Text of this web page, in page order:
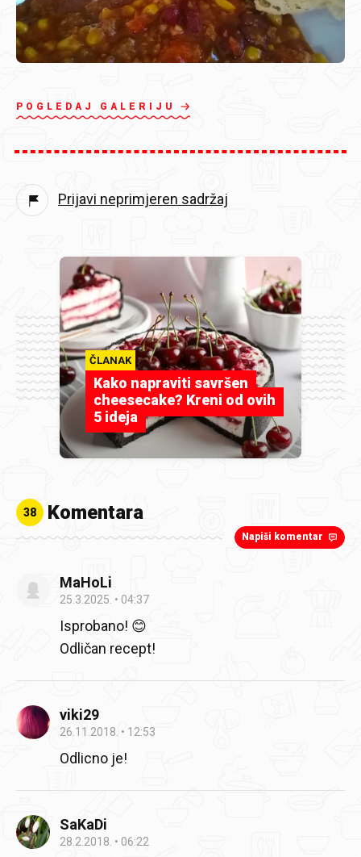
POGLEDAJ GALERIJU
Prijavi neprimjeren sadržaj
ČLANAK
Kako napraviti savršen
cheesecake? Kreni od ovih
5 ideja
38 Komentara
Napiši komentar
MaHoLi
25.3.2025. 04:37
Isprobano! 😊
Odličan recept!
viki29
26.11.2018. 12:53
Odlicno je!
SaKaDi
28.2.2018. 06:22